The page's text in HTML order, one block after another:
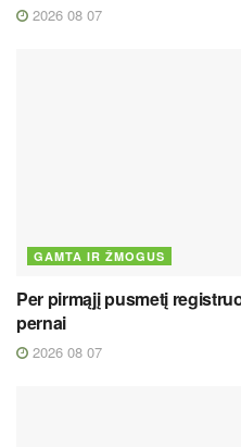
2026 08 07
GAMTA IR ŽMOGUS
Per pirmąjį pusmetį
pernai
2026 08 07